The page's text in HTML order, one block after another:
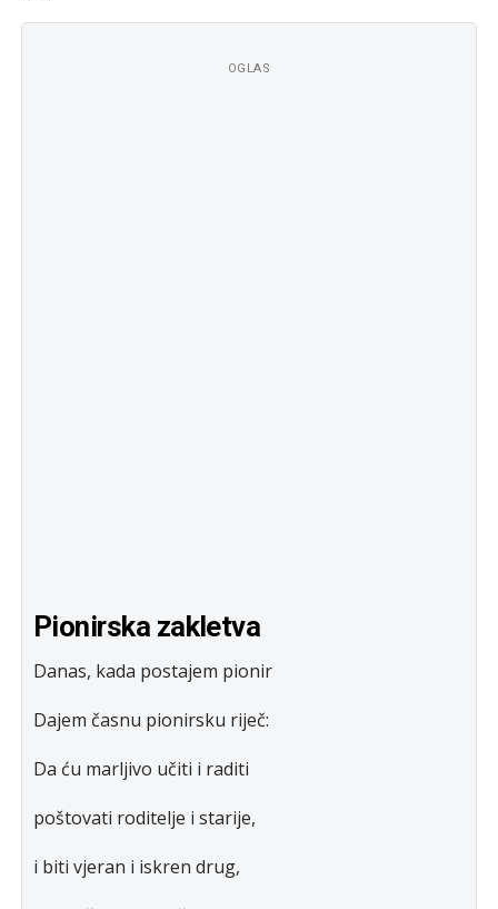
OGLAS
Pionirska zakletva
Danas, kada postajem pionir
Dajem časnu pionirsku riječ:
Da ću marljivo učiti i raditi
poštovati roditelje i starije,
i biti vjeran i iskren drug,